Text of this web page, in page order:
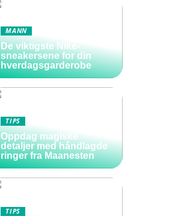
MANN
De viktigste Nike-
sneakersene for din
hverdagsgarderobe
TIPS
Oppdag magiske
detaljer med håndlagde
ringer fra Maanesten
TIPS